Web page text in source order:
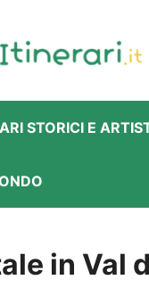
STORICI E
in Val